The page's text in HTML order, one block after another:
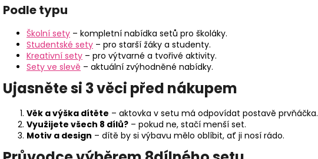
Podle typu
Školní sety – kompletní nabídka setů pro školáky.
Studentské sety – pro starší žáky a studenty.
Kreativní sety – pro výtvarné a tvořivé aktivity.
Sety ve slevě – aktuální zvýhodněné nabídky.
Ujasněte si 3 věci před nákupem
Věk a výška dítěte – aktovka v setu má odpovídat postavě prvňáčka.
Využijete všech 8 dílů? – pokud ne, stačí menší set.
Motiv a design – dítě by si výbavu mělo oblíbit, ať ji nosí rádo.